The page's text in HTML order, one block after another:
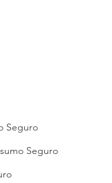
Seguro
Seguro